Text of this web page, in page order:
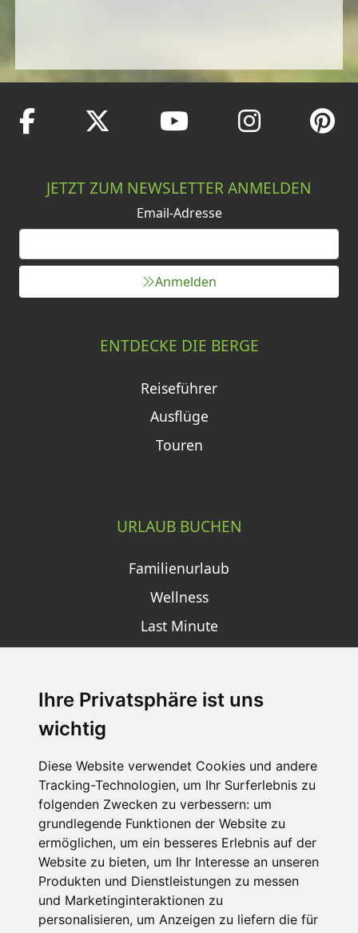
Ihre Privatsphäre ist uns
wichtig
Diese Website verwendet Cookies und andere
Tracking-Technologien, um Ihr Surferlebnis zu
folgenden Zwecken zu verbessern: um
grundlegende Funktionen der Website zu
ermöglichen, um ein besseres Erlebnis auf der
Website zu bieten, um Ihr Interesse an unseren
Produkten und Dienstleistungen zu messen
und Marketinginteraktionen zu
personalisieren, um Anzeigen zu liefern die für
JETZT ZUM NEWSLETTER ANMELDEN
Email-Adresse
Anmelden
ENTDECKE DIE BERGE
Reiseführer
Ausflüge
Touren
URLAUB BUCHEN
Familienurlaub
Wellness
Last Minute
SCHNEEHÖHEN SKI APP
Die Schneehoehen Ski APP für iOS und Android - Ein
Muss für alle Wintersportler und Schneefreaks!
Impressum Datenschutz